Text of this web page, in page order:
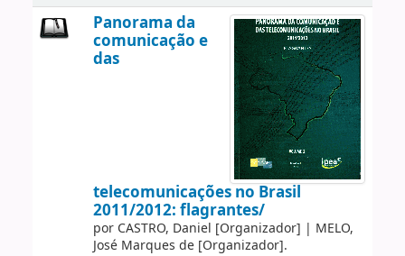
Panorama da
comunicação e
das
telecomunicações no Brasil
2011/2012: flagrantes/
por CASTRO, Daniel [Organizador] | MELO,
José Marques de[Organizador].